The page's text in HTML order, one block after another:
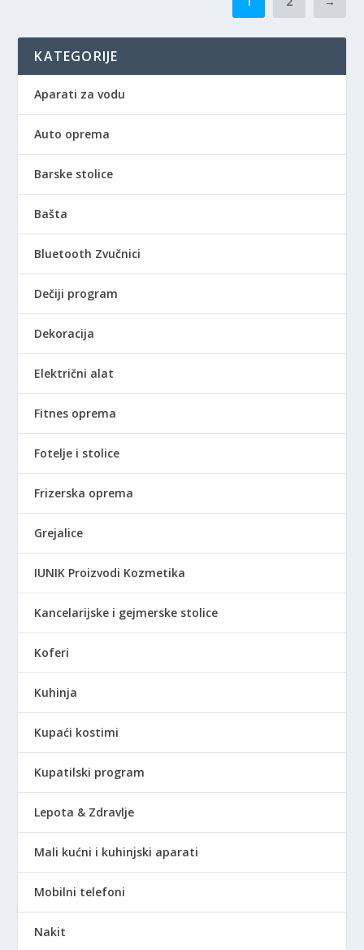
9
0
0
S
.
0
0
R
D
KATEGORIJE
Aparati za vodu
Auto oprema
Barske stolice
Bašta
Bluetooth Zvučnici
Dečiji program
Dekoracija
Električni alat
Fitnes oprema
Fotelje i stolice
Frizerska oprema
Grejalice
IUNIK Proizvodi Kozmetika
Kancelarijske i gejmerske stolice
Koferi
Kuhinja
Kupaći kostimi
Kupatilski program
Lepota & Zdravlje
Mali kućni i kuhinjski aparati
Mobilni telefoni
Nakit